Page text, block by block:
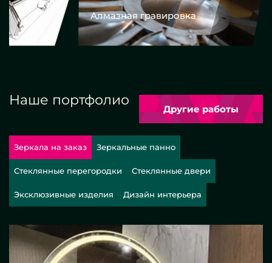
Алмазная гравировка
Наше портфолио
Другие работы
Зеркала на заказ Зеркальные панно
Стеклянные перегородки Стеклянные двери
Эксклюзивные изделия Дизайн интерьера